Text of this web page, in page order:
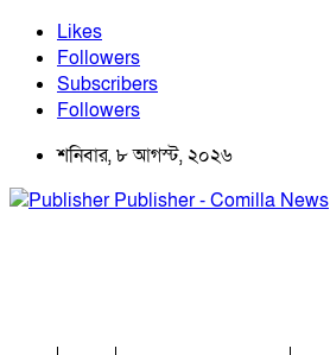
Likes
Followers
Subscribers
Followers
শনিবার, ৮ আগস্ট, ২০২৬
Publisher - Comilla News